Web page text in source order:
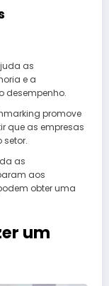
as
e a
desempenho.
promove
que as empresas
as
aos
obter uma
um